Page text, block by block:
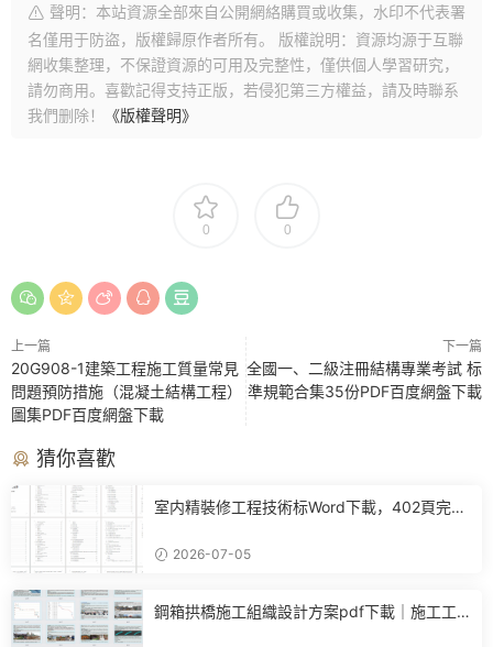
聲明：本站資源全部來自公開網絡購買或收集，水印不代表署
名僅用于防盜，版權歸原作者所有。 版權說明：資源均源于互聯
網收集整理，不保證資源的可用及完整性，僅供個人學習研究，
請勿商用。喜歡記得支持正版，若侵犯第三方權益，請及時聯系
我們删除！
《版權聲明》
0 0
上一篇
20G908-1建築工程施工質量常見
問題預防措施（混凝土結構工程）
圖集PDF百度網盤下載
下一篇
全國一、二級注冊結構專業考試 标
準規範合集35份PDF百度網盤下載
猜你喜歡
室内精裝修工程技術标Word下載，402頁完整
2026-07-05
鋼箱拱橋施工組織設計方案pdf下載｜施工工